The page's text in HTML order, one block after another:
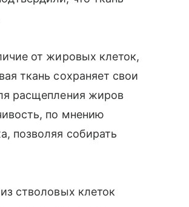
от жировых клеток,
ткань сохраняет свои
расщепления жиров
по мнению
позволяя собирать
стволовых клеток